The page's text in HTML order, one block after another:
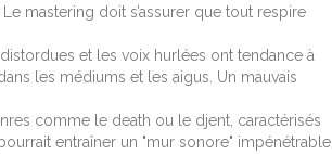
mastering doit s’assurer que tout respire
et les voix hurlées ont tendance à
les médiums et les aigus. Un mauvais
comme le death ou le djent, caractérisés
entraîner un "mur sonore" impénétrable,